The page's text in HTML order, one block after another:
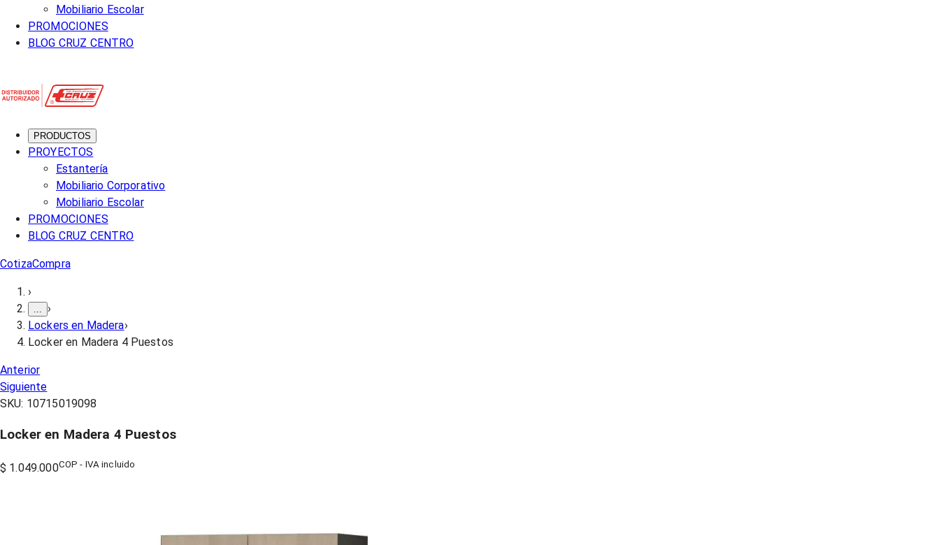
Mobiliario Escolar
PROMOCIONES
BLOG CRUZ CENTRO
PRODUCTOS
PROYECTOS
Estantería
Mobiliario Corporativo
Mobiliario Escolar
PROMOCIONES
BLOG CRUZ CENTRO
CotizaCompra
›
›
Lockers en Madera›
Locker en Madera 4 Puestos
Anterior
Siguiente
SKU: 10715019098
Locker en Madera 4 Puestos
$ 1.049.000COP - IVA incluido